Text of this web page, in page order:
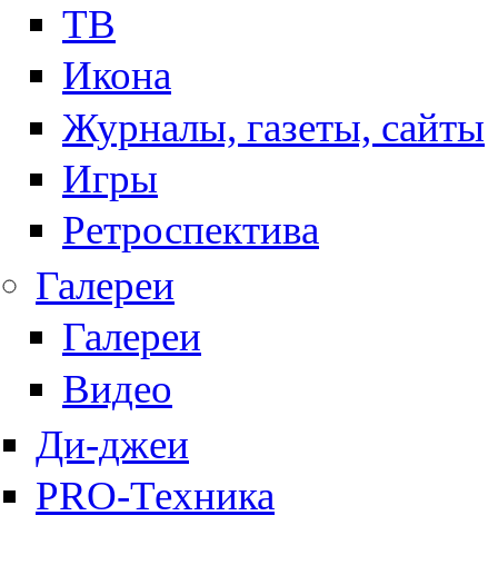
ТВ
Икона
Журналы, газеты, сайты
Игры
Ретроспектива
Галереи
Галереи
Видео
Ди-джеи
PRO-Техника